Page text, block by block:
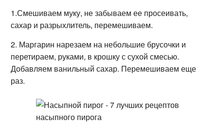
1.Смешиваем муку, не забываем ее просеивать,
сахар и разрыхлитель, перемешиваем.
2. Маргарин нарезаем на небольшие брусочки и
перетираем, руками, в крошку с сухой смесью.
Добавляем ванильный сахар. Перемешиваем еще
раз.